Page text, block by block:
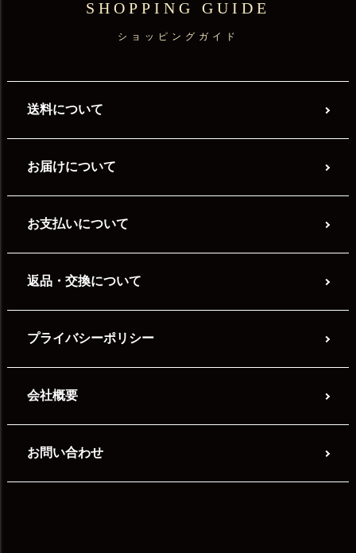
SHOPPING GUIDE
ショッピングガイド
送料について
お届けについて
お支払いについて
返品・交換について
プライバシーポリシー
会社概要
お問い合わせ